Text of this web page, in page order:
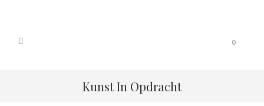
0
Kunst In Opdracht